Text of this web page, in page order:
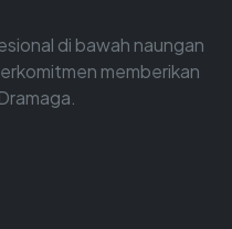
di bawah naungan
memberikan